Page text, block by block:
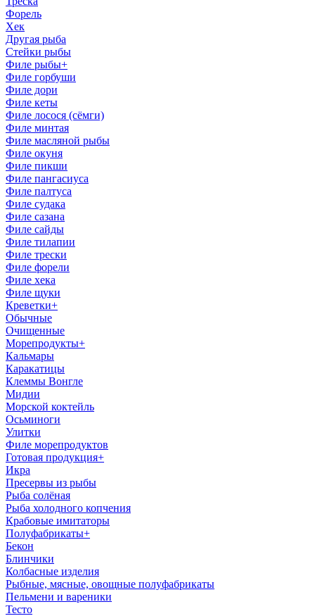
Форель
Хек
Другая рыба
Стейки рыбы
Филе рыбы+
Филе горбуши
Филе дори
Филе кеты
Филе лосоcя (сёмги)
Филе минтая
Филе масляной рыбы
Филе окуня
Филе пикши
Филе пангасиуса
Филе палтуса
Филе судака
Филе сазана
Филе сайды
Филе тилапии
Филе трески
Филе форели
Филе хека
Филе щуки
Креветки+
Обычные
Очищенные
Морепродукты+
Кальмары
Каракатицы
Клеммы Вонгле
Мидии
Морской коктейль
Осьминоги
Улитки
Филе морепродуктов
Готовая продукция+
Икра
Пресервы из рыбы
Рыба солёная
Рыба холодного копчения
Крабовые имитаторы
Полуфабрикаты+
Бекон
Блинчики
Колбасные изделия
Рыбные, мясные, овощные полуфабрикаты
Пельмени и вареники
Тесто